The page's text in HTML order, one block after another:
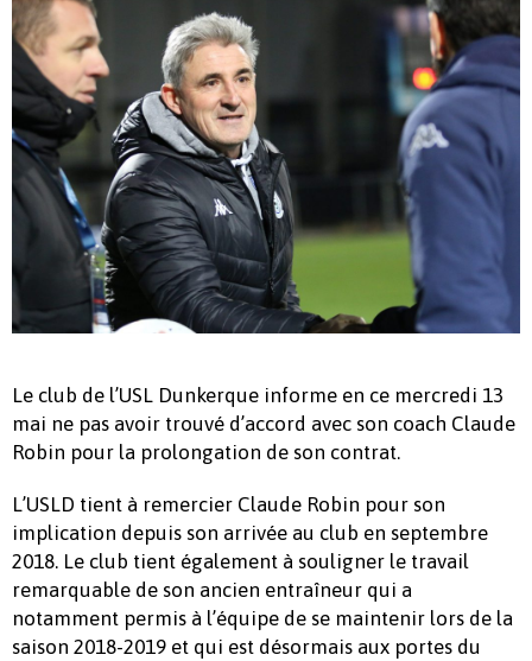
Le club de l’USL Dunkerque informe en ce mercredi 13
mai ne pas avoir trouvé d’accord avec son coach Claude
Robin pour la prolongation de son contrat.
L’USLD tient à remercier Claude Robin pour son
implication depuis son arrivée au club en septembre
2018. Le club tient également à souligner le travail
remarquable de son ancien entraîneur qui a
notamment permis à l’équipe de se maintenir lors de la
saison 2018-2019 et qui est désormais aux portes du